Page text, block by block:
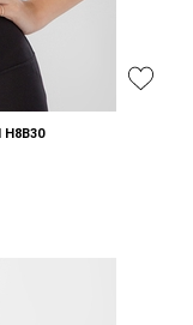
ÁO BRA YOGA THỂ THAO XANH H8B30